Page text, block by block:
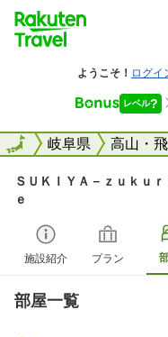
全国岐阜県 高山・
全国
ＳＵＫＩＹＡ－ｚｕｋｕ
ｅ
施設紹介 プラン
部屋一覧